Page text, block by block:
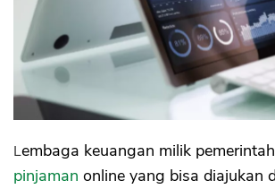
Lembaga keuangan milik
pinjaman online yang bisa diajukan